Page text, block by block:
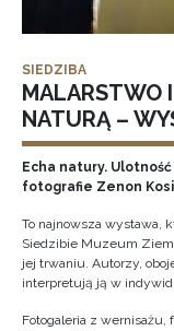
SIEDZIBA
MALARSTWO
NATURĄ –
Echa natury.
fotografie Zenon
To najnowsza wystawa,
Siedzibie Muzeum
jej trwaniu. Autorzy,
interpretują ją w
Fotogaleria z